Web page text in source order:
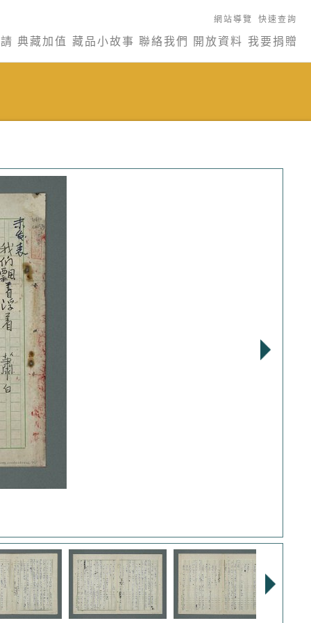
網站導覽 快速查詢
典藏加值 藏品小故事 聯絡我們 開放資料 我要捐贈